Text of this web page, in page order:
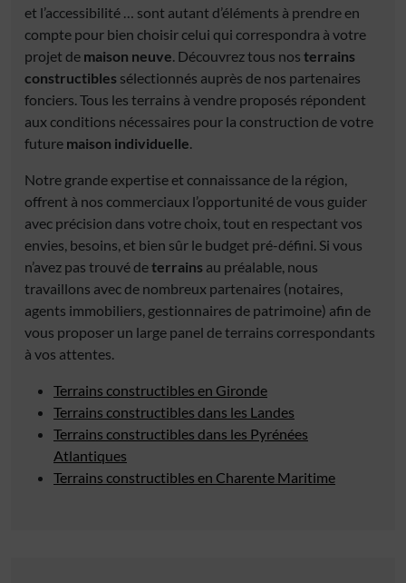
et l’accessibilité … sont autant d’éléments à prendre en
compte pour bien choisir celui qui correspondra à votre
projet de maison neuve . Découvrez tous nos terrains
constructibles sélectionnés auprès de nos partenaires
fonciers. Tous les terrains à vendre proposés répondent
aux conditions nécessaires pour la construction de votre
future maison individuelle
Notre grande expertise et connaissance de la région,
offrent à nos commerciaux l’opportunité de vous guider
avec précision dans votre choix, tout en respectant vos
envies, besoins, et bien sûr le budget pré-défini. Si vous
n’avez pas trouvé deterrains au préalable, nous
travaillons avec de nombreux partenaires (notaires,
agents immobiliers, gestionnaires de patrimoine) afin de
vous proposer un large panel de terrains correspondants
à vos attentes.
Terrains constructibles en Gironde
Terrains constructibles dans les Landes
Terrains constructibles dans les Pyrénées
Atlantiques
Terrains constructibles en Charente Maritime